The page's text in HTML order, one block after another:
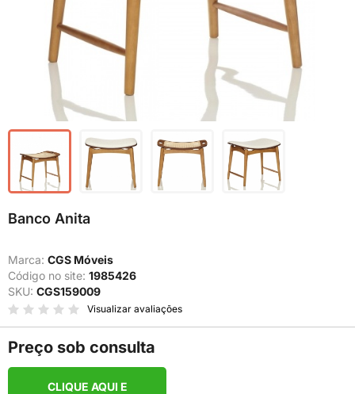
Banco Anita
Marca: CGS Móveis
Código no site: 1985426
SKU: CGS159009
Visualizar avaliações
Preço sob consulta
CLIQUE AQUI E